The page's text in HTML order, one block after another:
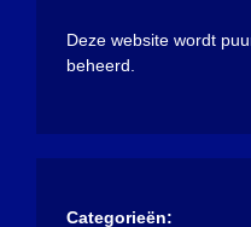
Deze website wordt
beheerd.
Categorieën: